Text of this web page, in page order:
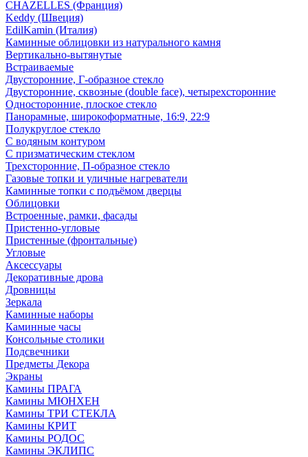
CHAZELLES (Франция)
Keddy (Швеция)
EdilKamin (Италия)
Каминные облицовки из натурального камня
Вертикально-вытянутые
Встраиваемые
Двусторонние, Г-образное стекло
Двусторонние, сквозные (double face), четырехсторонние
Односторонние, плоское стекло
Панорамные, широкоформатные, 16:9, 22:9
Полукруглое стекло
С водяным контуром
С призматическим стеклом
Трехсторонние, П-образное стекло
Газовые топки и уличные нагреватели
Каминные топки с подъёмом дверцы
Облицовки
Встроенные, рамки, фасады
Пристенно-угловые
Пристенные (фронтальные)
Угловые
Аксессуары
Декоративные дрова
Дровницы
Зеркала
Каминные наборы
Каминные часы
Консольные столики
Подсвечники
Предметы Декора
Экраны
Камины ПРАГА
Камины МЮНХЕН
Камины ТРИ СТЕКЛА
Камины КРИТ
Камины РОДОС
Камины ЭКЛИПС